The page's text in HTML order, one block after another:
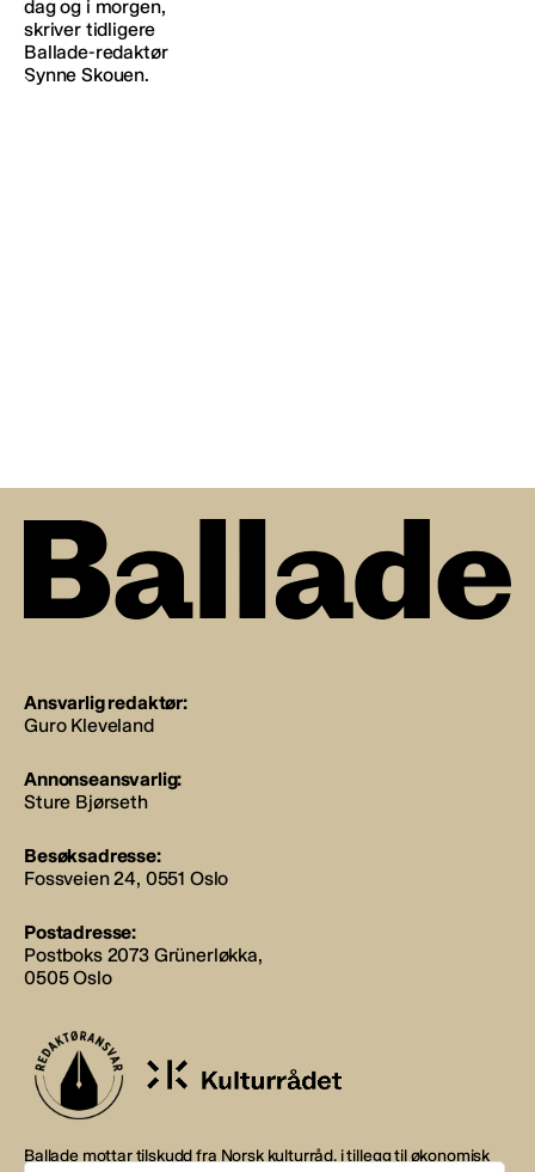
Ansvarlig redaktør:
Guro Kleveland
Annonseansvarlig:
Sture Bjørseth
Besøksadresse:
Fossveien 24, 0551 Oslo
Postadresse:
Postboks 2073 Grünerløkka,
0505 Oslo
Ballade mottar tilskudd fra Norsk kulturråd, i tillegg til økonomisk